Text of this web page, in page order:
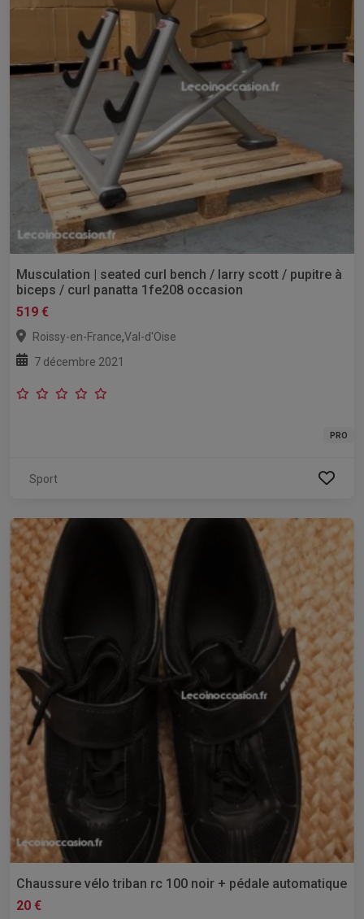
Musculation | seated curl bench / larry scott / pupitre à
biceps / curl panatta 1fe208 occasion
519 €
Roissy-en-France,Val-d'Oise
7 décembre 2021
PRO
Sport
Chaussure vélo triban rc 100 noir + pédale automatique
20 €